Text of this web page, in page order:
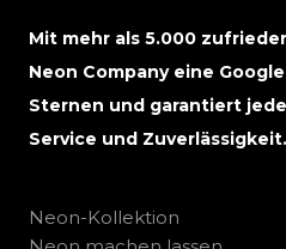
Mit mehr als 5.000
Neon Company eine
Sternen und garantiert
Service und Zuverlässigkeit.
Neon-Kollektion